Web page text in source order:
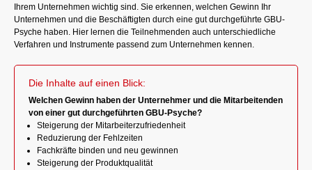
Ihrem Unternehmen wichtig sind. Sie erkennen, welchen Gewinn Ihr
Unternehmen und die Beschäftigten durch eine gut durchgeführte GBU-
Psyche haben. Hier lernen die Teilnehmenden auch unterschiedliche
Verfahren und Instrumente passend zum Unternehmen kennen.
Die Inhalte auf einen Blick:
Welchen Gewinn haben der Unternehmer und die Mitarbeitenden
von einer gut durchgeführten GBU-Psyche?
Steigerung der Mitarbeiterzufriedenheit
Reduzierung der Fehlzeiten
Fachkräfte binden und neu gewinnen
Steigerung der Produktqualität